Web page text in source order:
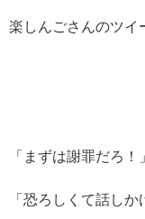
楽しんごさんのツイ
「まずは謝罪だろ！」
「恐ろしくて話しか